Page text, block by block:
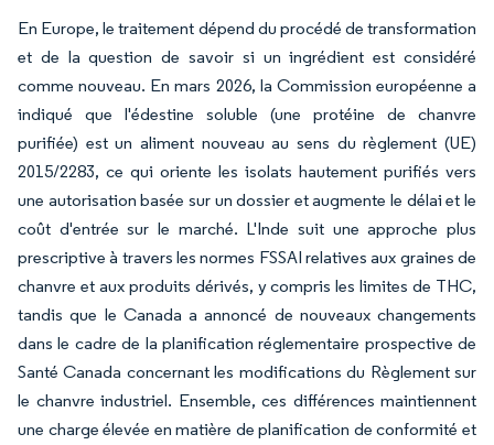
En Europe, le traitement dépend du procédé de transformation
et de la question de savoir si un ingrédient est considéré
comme nouveau. En mars 2026, la Commission européenne a
indiqué que l'édestine soluble (une protéine de chanvre
purifiée) est un aliment nouveau au sens du règlement (UE)
2015/2283, ce qui oriente les isolats hautement purifiés vers
une autorisation basée sur un dossier et augmente le délai et le
coût d'entrée sur le marché. L'Inde suit une approche plus
prescriptive à travers les normes FSSAI relatives aux graines de
chanvre et aux produits dérivés, y compris les limites de THC,
tandis que le Canada a annoncé de nouveaux changements
dans le cadre de la planification réglementaire prospective de
Santé Canada concernant les modifications du Règlement sur
le chanvre industriel. Ensemble, ces différences maintiennent
une charge élevée en matière de planification de conformité et